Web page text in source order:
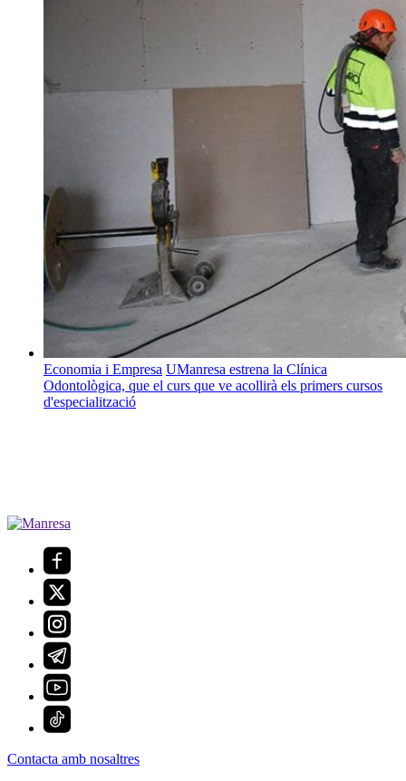
Economia i Empresa UManresa estrena la Clínica
Odontològica, que el curs que ve acollirà els primers cursos
d'especialització
Contacta amb nosaltres